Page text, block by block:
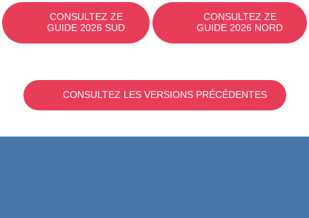
CONSULTEZ ZE
GUIDE 2026 SUD
CONSULTEZ ZE
GUIDE 2026 NORD
CONSULTEZ LES VERSIONS PRÉCÉDENTES